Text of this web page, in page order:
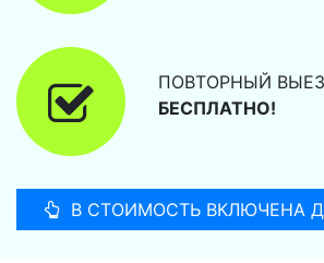
ПОВТОРНЫЙ
БЕСПЛАТНО!
В СТОИМОСТЬ ВКЛЮЧЕНА